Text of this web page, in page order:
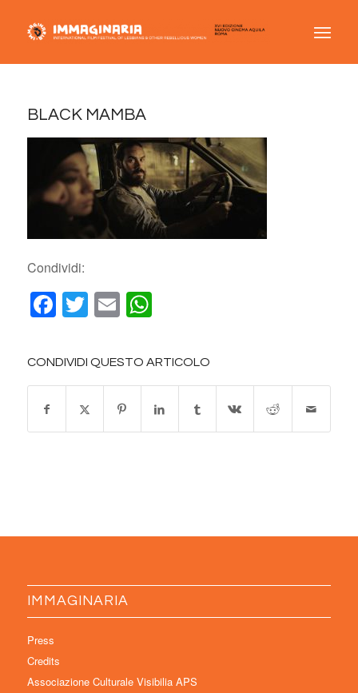
BLACK MAMBA
Condividi:
Facebook
Twitter
EmailWhatsApp
CONDIVIDI QUESTO ARTICOLO
IMMAGINARIA
Press
Credits
Associazione Culturale Visibilia APS